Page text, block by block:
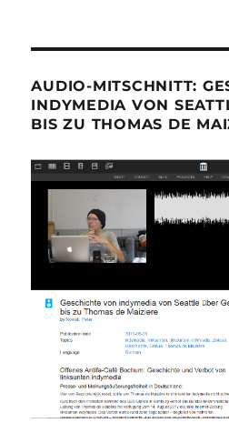
AUDIO-MITSCHNITT:
INDYMEDIA VON
BIS ZU THOMAS DE